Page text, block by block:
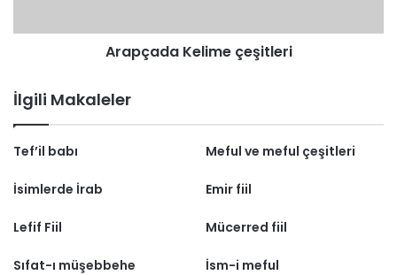
Arapçada Kelime çeşitleri
İlgili Makaleler
Tef’il babı Meful ve meful çeşitleri
İsimlerde İrab Emir fiil
Lefif Fiil Mücerred fiil
Sıfat-ı müşebbehe İsm-i meful